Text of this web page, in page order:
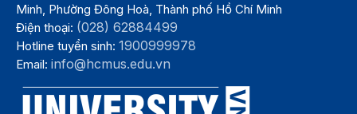
Minh, Phường Đông Hoà, Thành phố Hồ Chí Minh
Điện thoại: (028) 62884499
Hotline tuyển sinh:1900999978
Email:info@hcmus.edu.vn